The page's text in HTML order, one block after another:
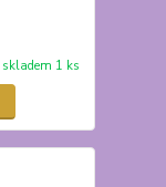
skladem 1 ks